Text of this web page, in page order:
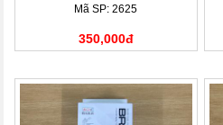
Mã SP: 2625
350,000đ